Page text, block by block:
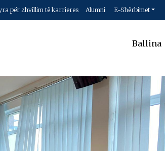
për zhvillim të karrieres Alumni E-Shërbimet
Ballina